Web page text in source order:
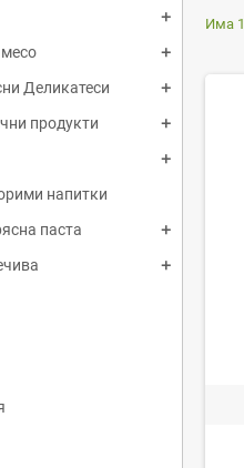
Деликатеси
продукти
напитки
паста
Има